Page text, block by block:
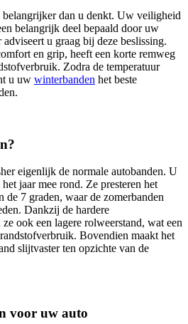
dan u denkt. Uw veiligheid
belangrijk deel bepaald door uw
u graag bij deze beslissing.
en grip, heeft een korte remweg
Zodra de temperatuur
u uw winterbanden het beste
eigenlijk de normale autobanden. U
jaar mee rond. Ze presteren het
de 7 graden, waar de zomerbanden
Dankzij de hardere
ook een lagere rolweerstand, wat een
Bovendien maakt het
slijtvaster ten opzichte van de
voor uw auto